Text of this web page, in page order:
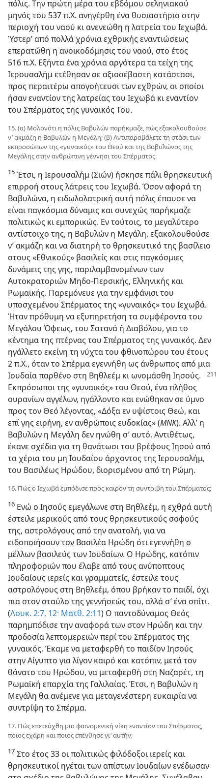
πόλις. Την πρώτη μέρα του εβδόμου σεληνιακού
μηνός του 537 π.Χ. ανηγέρθη ένα θυσιαστήριο στην
περιοχή του ναού κι ανενεώθη η λατρεία του Ιεχωβά.
Ύστερ’ από πολλά χρόνια εχθρικής εναντιώσεως
επερατώθη η ανοικοδόμησις του ναού, στο έτος
516 π.Χ. Εξήντα ένα χρόνια αργότερα τα τείχη της
Ιερουσαλήμ ετέθησαν σε αξιοσέβαστη κατάστασι,
προς περαιτέρω απογοήτευσι των εχθρών, οι οποίοι
ήσαν εναντίον της λατρείας του Ιεχωβά κι εναντίον
του Σπέρματος της γυναικός Του.
15. (α) Μολονότι η πόλις Βαβυλών παρήκμαζε, πώς εξακολουθούσε
ν’ ακμάζη η Βαβυλών η Μεγάλη; (β) Αντιπαραβάλετε τη στάσι των
εκπροσώπων της «γυναικός» του Θεού και της Βαβυλώνος της
Μεγάλης στην ανθρώπινη γέννησι του Σπέρματος.
15 Έτσι, η Ιερουσαλήμ (Σιών) ήσκησε πάλι θρησκευτική
επιρροή στους λάτρεις του Ιεχωβά. Όσον αφορά τη
Βαβυλώνα, η ειδωλολατρική αυτή πόλις έπαυσε να
είναι παγκόσμια δύναμις και συνεχώς παρήκμαζε
πολιτικώς κι εμπορικώς. Εν τούτοις, το μεγαλύτερο
αντίστοιχο της, η Βαβυλών η Μεγάλη, εξακολουθούσε
ν’ ακμάζη και να διατηρή το θρησκευτικό της βασίλειο
στους «Εθνικούς» βασιλείς και στις παγκόσμιες
δυνάμεις της γης, παριλαμβανομένων των
Αυτοκρατοριών Μηδο-Περσικής, Ελληνικής και
Ρωμαϊκής. Παρεμόνευε για την εμφάνισι του
υποσχεμένου Σπέρματος της «γυναικός» του Ιεχωβά.
Ήταν πρόθυμη να εξυπηρετήση τα συμφέροντα του
Μεγάλου Όφεως, του Σατανά ή Διαβόλου, για το
κέντημα της πτέρνας του Σπέρματος της γυναικός. Δεν
ηγάλλετο εκείνη τη νύχτα του φθινοπώρου του έτους
2 π.Χ., όταν το Σπέρμα εγεννήθη ως άνθρωπος από μια
Ιουδαίαπαρθένο στη Βηθλεέμ κι ωνομάσθη Ιησούς.
Εκπρόσωποι της «γυναικός» του Θεού, ένα πλήθος
ουρανίων αγγέλων, ηγάλλοντο και ενώθηκαν σε ύμνο
προς τον Θεό λέγοντας, «Δόξα εν υψίστοις Θεώ, και
επί γης ειρήνη, εν ανθρώποις ευδοκίας» (ΜΝΚ). Αλλ’ η
Βαβυλών η Μεγάλη δεν ηνώθη σ’ αυτό. Αντιθέτως,
έκανε σχέδια για τη θανάτωσι του βρέφους Ιησού από
τα χέρια του μη Ιουδαίου άρχοντος της Ιερουσαλήμ,
του Βασιλέως Ηρώδου, διορισμένου από τη Ρώμη.
16. Πώς ο Ιεχωβά εμπόδισε προς καιρόν τη συντριβή του Σπέρματος;
16 Ενώ ο Ιησούς εμεγάλωνε στη Βηθλεέμ, η εχθρά αυτή
έστειλε μερικούς από τους θρησκευτικούς σοφούς
της, αστρολόγους από την ανατολή, για να
ειδοποιήσουν τον Βασιλέα Ηρώδη ότι εγεννήθη ο
μέλλων βασιλεύς των Ιουδαίων. Ο Ηρώδης, κατόπιν
πληροφοριών που έλαβε από τους ανύποπτους
Ιουδαίους ιερείς και γραμματείς, έστειλε τους
αστρολόγους στη Βηθλεέμ, όπου βρήκαν το παιδί, όχι
πια στον σταύλο της γεννήσεώς του, αλλά σ’ ένα σπίτι.
(Λουκ. 2:7, 12· Ματθ. 2:11) Ο παντοδύναμος Θεός
παρημπόδισε την αναφορά των στον Ηρώδη και την
προδοσία λεπτομερειών περί του Σπέρματος της
γυναικός. Έκαμε να μεταφερθή το παιδίον Ιησούς
στην Αίγυπτο για λίγον καιρό και κατόπιν, μετά τον
θάνατο του Ηρώδου, να μεταφερθή στη Ναζαρέτ, τη
Ρωμαϊκή επαρχία της Γαλιλαίας. Έτσι, η Βαβυλών η
Μεγάλη θα ανέμενε για μεταγενέστερη ευκαιρία να
συντρίψη το Σπέρμα.
17. Πώς επετεύχθη μια φαινομενική νίκη εναντίον του Σπέρματος,
ποιος εχάρη και ποιος επένθησε γι’ αυτήν;
17 Στο έτος 33 οι πολιτικώς φιλόδοξοι ιερείς και
θρησκευτικοί ηγέται των απίστων Ιουδαίων ενέδωσαν